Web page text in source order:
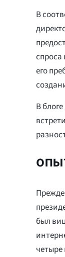
В
его
В
Прежде
был
четыре